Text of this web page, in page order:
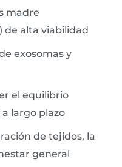
madre
de alta viabilidad
exosomas y
el equilibrio
largo plazo
de tejidos, la
general